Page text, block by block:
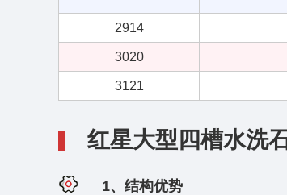
2914
3020
3121
红星大型四槽水洗
1、结构优势